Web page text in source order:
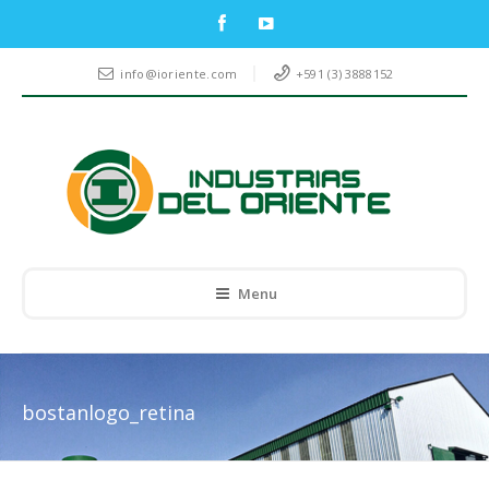
info@ioriente.com +591 (3) 3888152
Menu
bostanlogo_retina